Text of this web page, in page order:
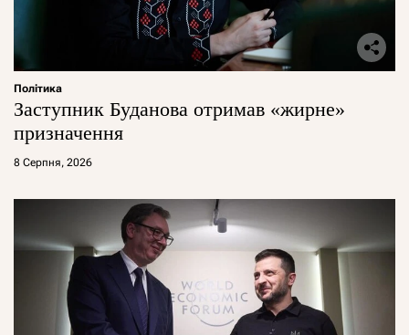
Політика
Заступник Буданова отримав «жирне»
призначення
8 Серпня, 2026